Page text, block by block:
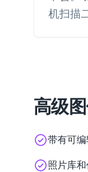
机扫描
高级
带有可
照片库